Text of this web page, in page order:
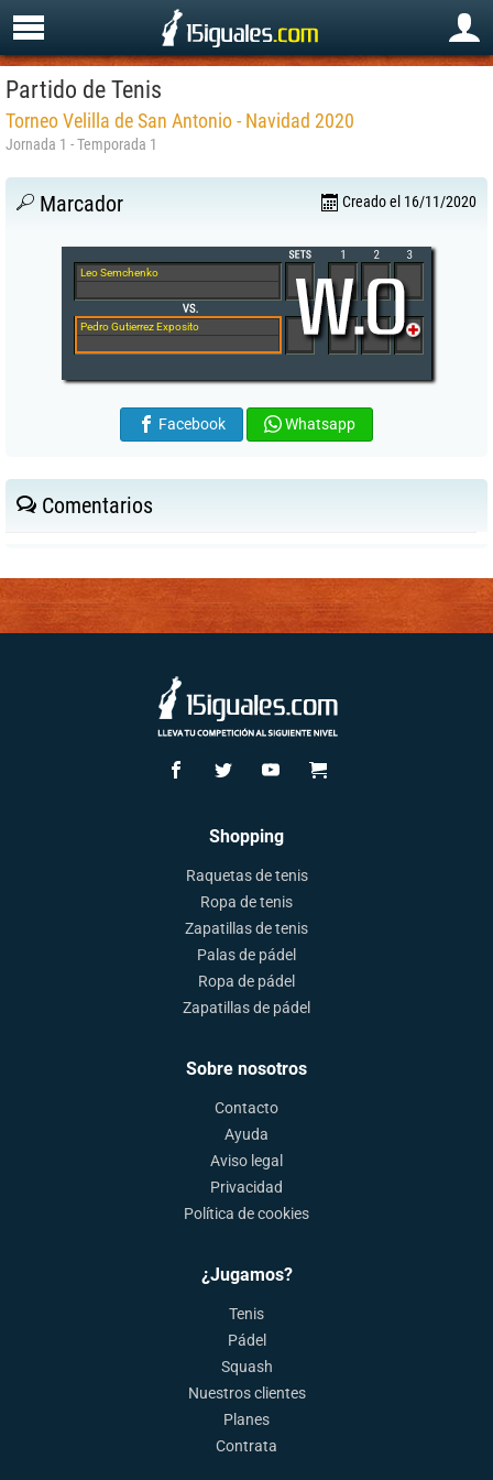
Partido de Tenis
Torneo Velilla de San Antonio - Navidad 2020
Jornada 1 - Temporada 1
Marcador Creado el 16/11/2020
Leo Semchenko
Pedro Gutierrez Exposito
Facebook Whatsapp
Comentarios
Shopping
Raquetas de tenis
Ropa de tenis
Zapatillas de tenis
Palas de pádel
Ropa de pádel
Zapatillas de pádel
Sobre nosotros
Contacto
Ayuda
Aviso legal
Privacidad
Política de cookies
¿Jugamos?
Tenis
Pádel
Squash
Nuestros clientes
Planes
Contrata